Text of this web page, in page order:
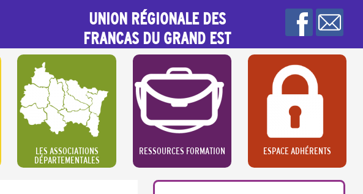
UNION RÉGIONALE DES
FRANCAS DU GRAND EST
LES ASSOCIATIONS
DÉPARTEMENTALES
RESSOURCES FORMATION ESPACE ADHÉRENTS